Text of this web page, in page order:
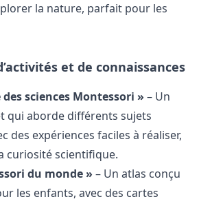
la nature, parfait pour les
et de connaissances
sciences Montessori » – Un
qui aborde différents sujets
des expériences faciles à réaliser,
curiosité scientifique.
du monde » – Un atlas conçu
les enfants, avec des cartes